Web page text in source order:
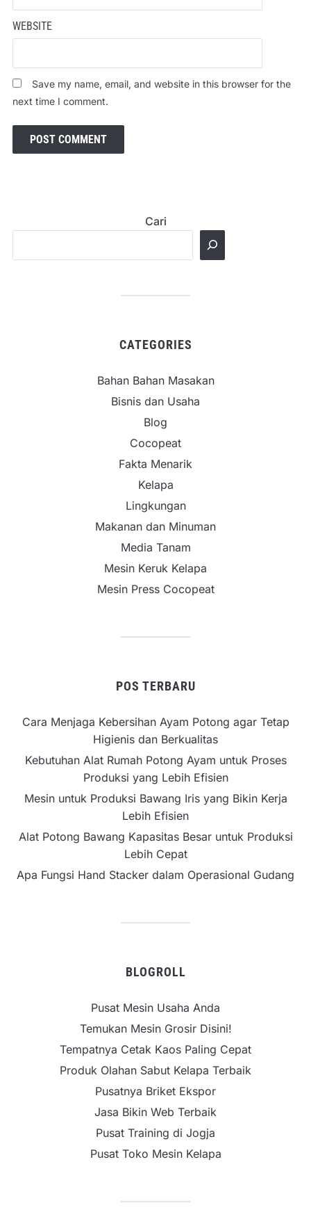
WEBSITE
Save my name, email, and website in this browser for the
next time I comment.
Cari
CATEGORIES
Bahan Bahan Masakan
Bisnis dan Usaha
Blog
Cocopeat
Fakta Menarik
Kelapa
Lingkungan
Makanan dan Minuman
Media Tanam
Mesin Keruk Kelapa
Mesin Press Cocopeat
POS TERBARU
Cara Menjaga Kebersihan Ayam Potong agar Tetap
Higienis dan Berkualitas
Kebutuhan Alat Rumah Potong Ayam untuk Proses
Produksi yang Lebih Efisien
Mesin untuk Produksi Bawang Iris yang Bikin Kerja
Lebih Efisien
Alat Potong Bawang Kapasitas Besar untuk Produksi
Lebih Cepat
Apa Fungsi Hand Stacker dalam Operasional Gudang
BLOGROLL
Pusat Mesin Usaha Anda
Temukan Mesin Grosir Disini!
Tempatnya Cetak Kaos Paling Cepat
Produk Olahan Sabut Kelapa Terbaik
Pusatnya Briket Ekspor
Jasa Bikin Web Terbaik
Pusat Training di Jogja
Pusat Toko Mesin Kelapa